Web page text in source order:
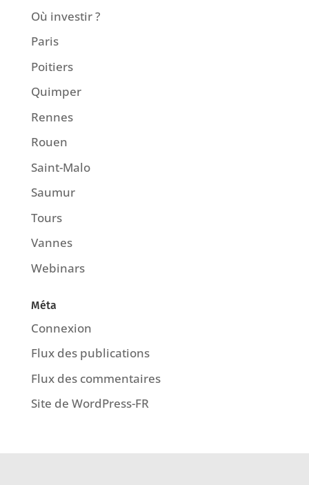
Où investir ?
Paris
Poitiers
Quimper
Rennes
Rouen
Saint-Malo
Saumur
Tours
Vannes
Webinars
Méta
Connexion
Flux des publications
Flux des commentaires
Site de WordPress-FR